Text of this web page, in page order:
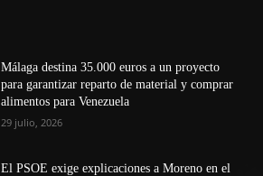
Málaga destina 35.000 euros a un proyecto
para garantizar reparto de material y comprar
alimentos para Venezuela
29 julio, 2026
El PSOE exige explicaciones a Moreno en el